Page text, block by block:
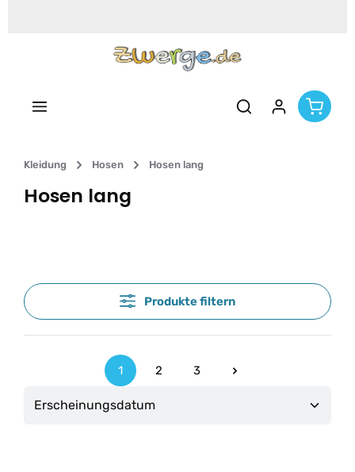
Kleidung Hosen Hosen lang
Hosen lang
Produkte filtern
Seite
1
Seite
2
Seite
3